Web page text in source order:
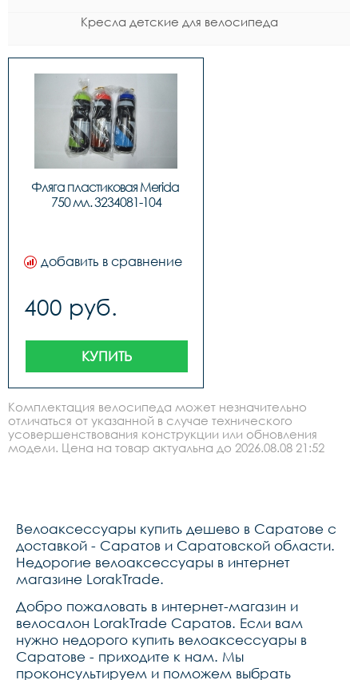
Кресла детские для велосипеда
Фляга пластиковая Merida
750 мл. 3234081-104
добавить в сравнение
400 руб.
КУПИТЬ
Комплектация велосипеда может незначительно
отличаться от указанной в случае технического
усовершенствования конструкции или обновления
модели. Цена на товар актуальна до 2026.08.08 21:52
Велоаксессуары купить дешево в Саратове с
доставкой - Саратов и Саратовской области.
Недорогие велоаксессуары в интернет
магазине LorakTrade.
Добро пожаловать в интернет-магазин и
велосалон LorakTrade Саратов. Если вам
нужно недорого купить велоаксессуары в
Саратове - приходите к нам. Мы
проконсультируем и поможем выбрать